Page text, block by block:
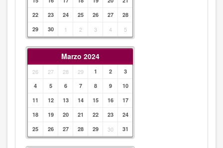
22
23 24 25 26 27
28
29
30 1 2 3 4 5
Marzo 2024
26 27 28 29 1 2
3
4
5 6 7 8 9
10
11
12 13 14 15 16
17
18
19 20 21 22 23
24
25
26 27 28 29 30 31